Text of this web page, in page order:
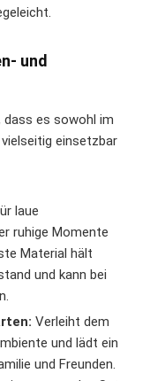
und
es sowohl im
einsetzbar
laue
ruhige Momente
Material hält
und kann bei
Verleiht dem
und lädt ein
und Freunden.